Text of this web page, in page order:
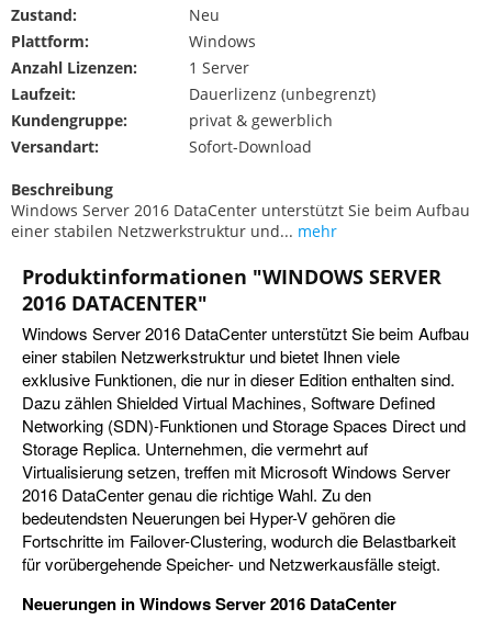
Zustand:
Neu
Plattform:
Windows
Anzahl Lizenzen:
1 Server
Laufzeit:
Dauerlizenz (unbegrenzt)
Kundengruppe:
privat & gewerblich
Versandart:
Sofort-Download
Beschreibung
Windows Server 2016 DataCenter unterstützt Sie beim Aufbau
einer stabilen Netzwerkstruktur und... mehr
Produktinformationen "WINDOWS SERVER
2016 DATACENTER"
Windows Server 2016 DataCenter unterstützt Sie beim Aufbau
einer stabilen Netzwerkstruktur und bietet Ihnen viele
exklusive Funktionen, die nur in dieser Edition enthalten sind.
Dazu zählen Shielded Virtual Machines, Software Defined
Networking (SDN)-Funktionen und Storage Spaces Direct und
Storage Replica. Unternehmen, die vermehrt auf
Virtualisierung setzen, treffen mit Microsoft Windows Server
2016 DataCenter genau die richtige Wahl. Zu den
bedeutendsten Neuerungen bei Hyper-V gehören die
Fortschritte im Failover-Clustering, wodurch die Belastbarkeit
für vorübergehende Speicher- und Netzwerkausfälle steigt.
Neuerungen in Windows Server 2016 DataCenter